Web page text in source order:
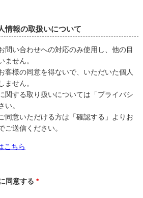
情報の取扱いについて
問い合わせへの対応のみ使用し、他の目
ません。
客様の同意を得ないで、いただいた個人
ません。
関する取り扱いについては「プライバシ
い。
同意いただける方は「確認する」よりお
ご送信ください。
こちら
同意する *